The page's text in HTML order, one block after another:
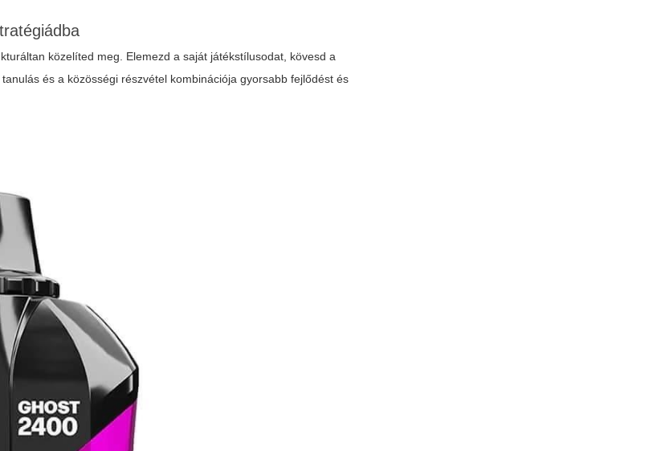
közelíted meg. Elemezd a saját játékstílusodat, kövesd a
és a közösségi részvétel kombinációja gyorsabb fejlődést és